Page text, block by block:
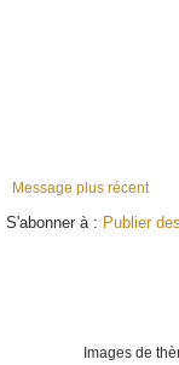
Message plus récent
S'abonner à : Publier
Images de